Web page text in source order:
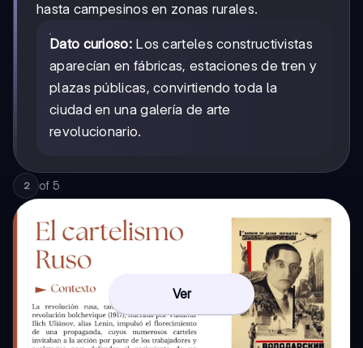
hasta campesinos en zonas rurales.
Dato curioso:Los carteles constructivistas
aparecían en fábricas, estaciones de tren y
plazas públicas, convirtiendo toda la
ciudad en una galería de arte
revolucionario.
2 of 5
Ver